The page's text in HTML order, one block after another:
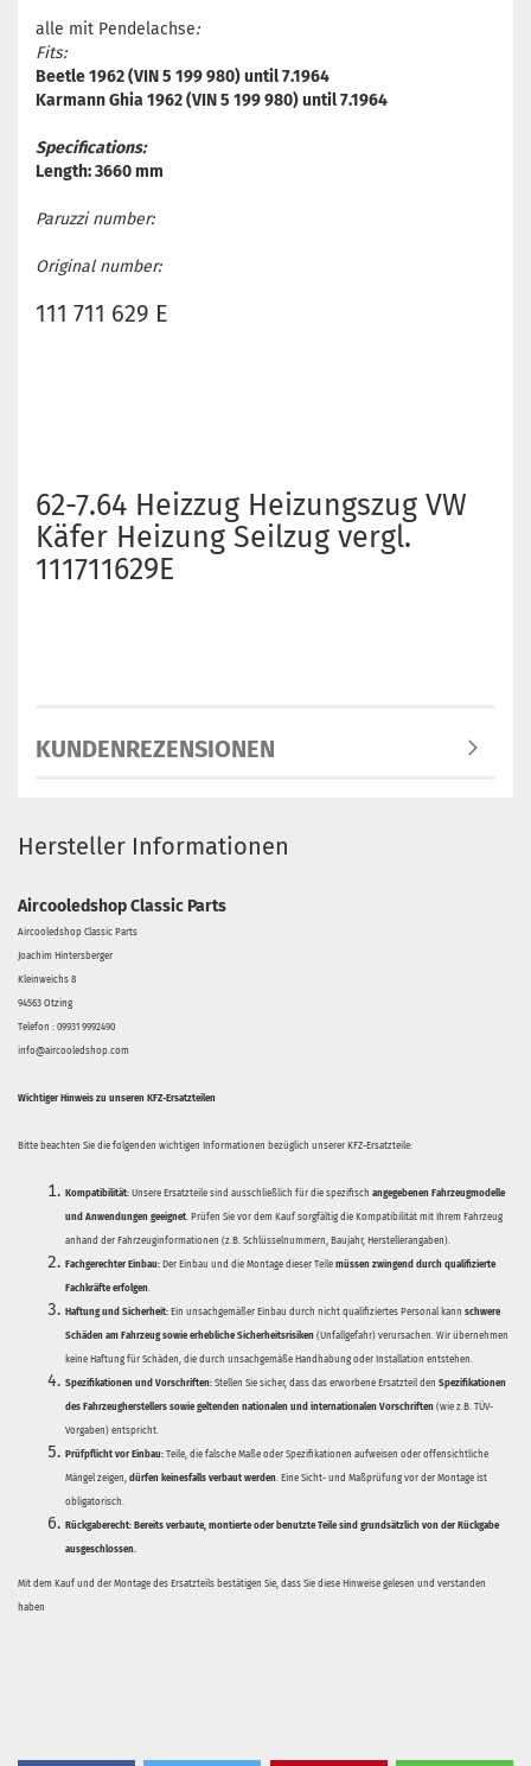
alle mit Pendelachse:
Fits:
Beetle 1962 (VIN 5 199 980) until 7.1964
Karmann Ghia 1962 (VIN 5 199 980) until 7.1964
Specifications:
Length: 3660 mm
Paruzzi number:
Original number:
111 711 629 E
62-7.64 Heizzug Heizungszug VW
Käfer Heizung Seilzug vergl.
111711629E
KUNDENREZENSIONEN
Hersteller Informationen
Aircooledshop Classic Parts
Aircooledshop Classic Parts
Joachim Hintersberger
Kleinweichs 8
94563 Otzing
Telefon : 09931 9992490
info@aircooledshop.com
Wichtiger Hinweis zu unseren KFZ-Ersatzteilen
Bitte beachten Sie die folgenden wichtigen Informationen bezüglich unserer KFZ-Ersatzteile:
Kompatibilität: Unsere Ersatzteile sind ausschließlich für die spezifisch angegebenen Fahrzeugmodelle
und Anwendungen geeignet. Prüfen Sie vor dem Kauf sorgfältig die Kompatibilität mit Ihrem Fahrzeug
anhand der Fahrzeuginformationen (z.B. Schlüsselnummern, Baujahr, Herstellerangaben).
Fachgerechter Einbau: Der Einbau und die Montage dieser Teile müssen zwingend durch qualifizierte
Fachkräfte erfolgen.
Haftung und Sicherheit: Ein unsachgemäßer Einbau durch nicht qualifiziertes Personal kann schwere
Schäden am Fahrzeug sowie erhebliche Sicherheitsrisiken (Unfallgefahr) verursachen. Wir übernehmen
keine Haftung für Schäden, die durch unsachgemäße Handhabung oder Installation entstehen.
Spezifikationen und Vorschriften: Stellen Sie sicher, dass das erworbene Ersatzteil den Spezifikationen
des Fahrzeugherstellers sowie geltenden nationalen und internationalen Vorschriften (wie z.B. TÜV-
Vorgaben) entspricht.
Prüfpflicht vor Einbau: Teile, die falsche Maße oder Spezifikationen aufweisen oder offensichtliche
Mängel zeigen, dürfen keinesfalls verbaut werden. Eine Sicht- und Maßprüfung vor der Montage ist
obligatorisch.
Rückgaberecht: Bereits verbaute, montierte oder benutzte Teile sind grundsätzlich von der Rückgabe
ausgeschlossen.
Mit dem Kauf und der Montage des Ersatzteils bestätigen Sie, dass Sie diese Hinweise gelesen und verstanden
haben